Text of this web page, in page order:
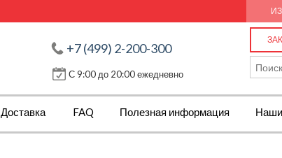
+7 (499) 2-200-300
С 9:00 до 20:00 ежедневно
Доставка FAQ Полезная информация Наши